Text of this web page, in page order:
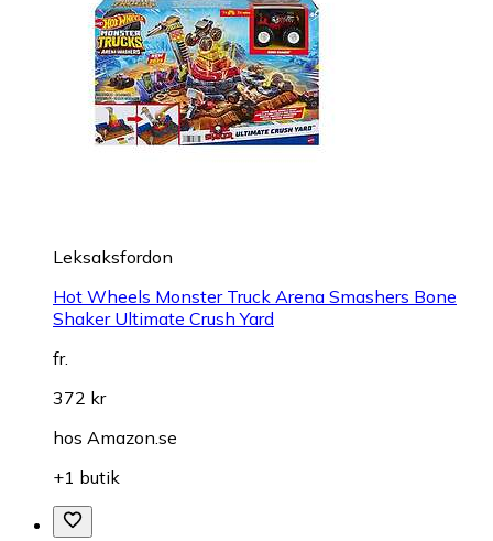
Leksaksfordon
Hot Wheels Monster Truck Arena Smashers Bone
Shaker Ultimate Crush Yard
fr.
372 kr
hos Amazon.se
+1 butik